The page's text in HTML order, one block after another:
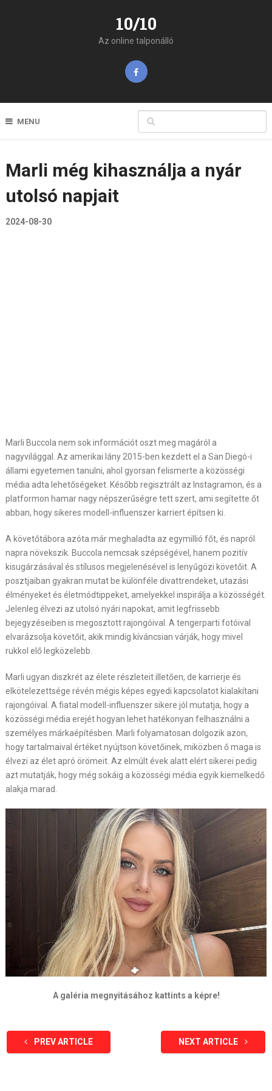
10/10
Az online talponálló
MENU
Marli még kihasználja a nyár
utolsó napjait
2024-08-30
Marli Buccola nem sok információt oszt meg magáról a
nagyvilággal. Az amerikai lány 2015-ben kezdett el a San Diegó-i
állami egyetemen tanulni, ahol gyorsan felismerte a közösségi
média adta lehetőségeket. Később regisztrált az Instagramon, és a
platformon hamar nagy népszerűségre tett szert, ami segítette őt
abban, hogy sikeres modell-influenszer karriert építsen ki.
A követőtábora azóta már meghaladta az egymillió főt, és napról
napra növekszik. Buccola nemcsak szépségével, hanem pozitív
kisugárzásával és stílusos megjelenésével is lenyűgözi követőit. A
posztjaiban gyakran mutat be különféle divattrendeket, utazási
élményeket és életmódtippeket, amelyekkel inspirálja a közösségét.
Jelenleg élvezi az utolsó nyári napokat, amit legfrissebb
bejegyzéseiben is megosztott rajongóival. A tengerparti fotóival
elvarázsolja követőit, akik mindig kíváncsian várják, hogy mivel
rukkol elő legközelebb.
Marli ugyan diszkrét az élete részleteit illetően, de karrierje és
elkötelezettsége révén mégis képes egyedi kapcsolatot kialakítani
rajongóival. A fiatal modell-influenszer sikere jól mutatja, hogy a
közösségi média erejét hogyan lehet hatékonyan felhasználni a
személyes márkaépítésben. Marli folyamatosan dolgozik azon,
hogy tartalmaival értéket nyújtson követőinek, miközben ő maga is
élvezi az élet apró örömeit. Az elmúlt évek alatt elért sikerei pedig
azt mutatják, hogy még sokáig a közösségi média egyik kiemelkedő
alakja marad.
A galéria megnyitásához kattints a képre!
PREV ARTICLE NEXT ARTICLE